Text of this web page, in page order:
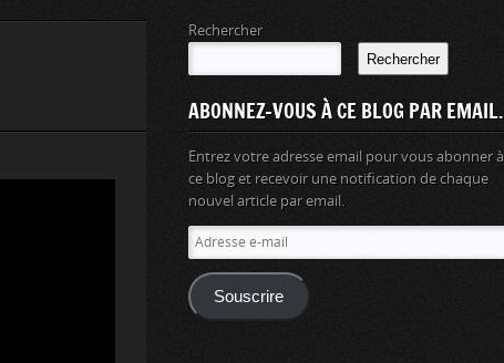
Rechercher
Rechercher
ABONNEZ-VOUS À CE BLOG PAR EMAIL.
Entrez votre adresse email pour vous abonner à
ce blog et recevoir une notification de chaque
nouvel article par email.
Adresse
e-
mail
Souscrire